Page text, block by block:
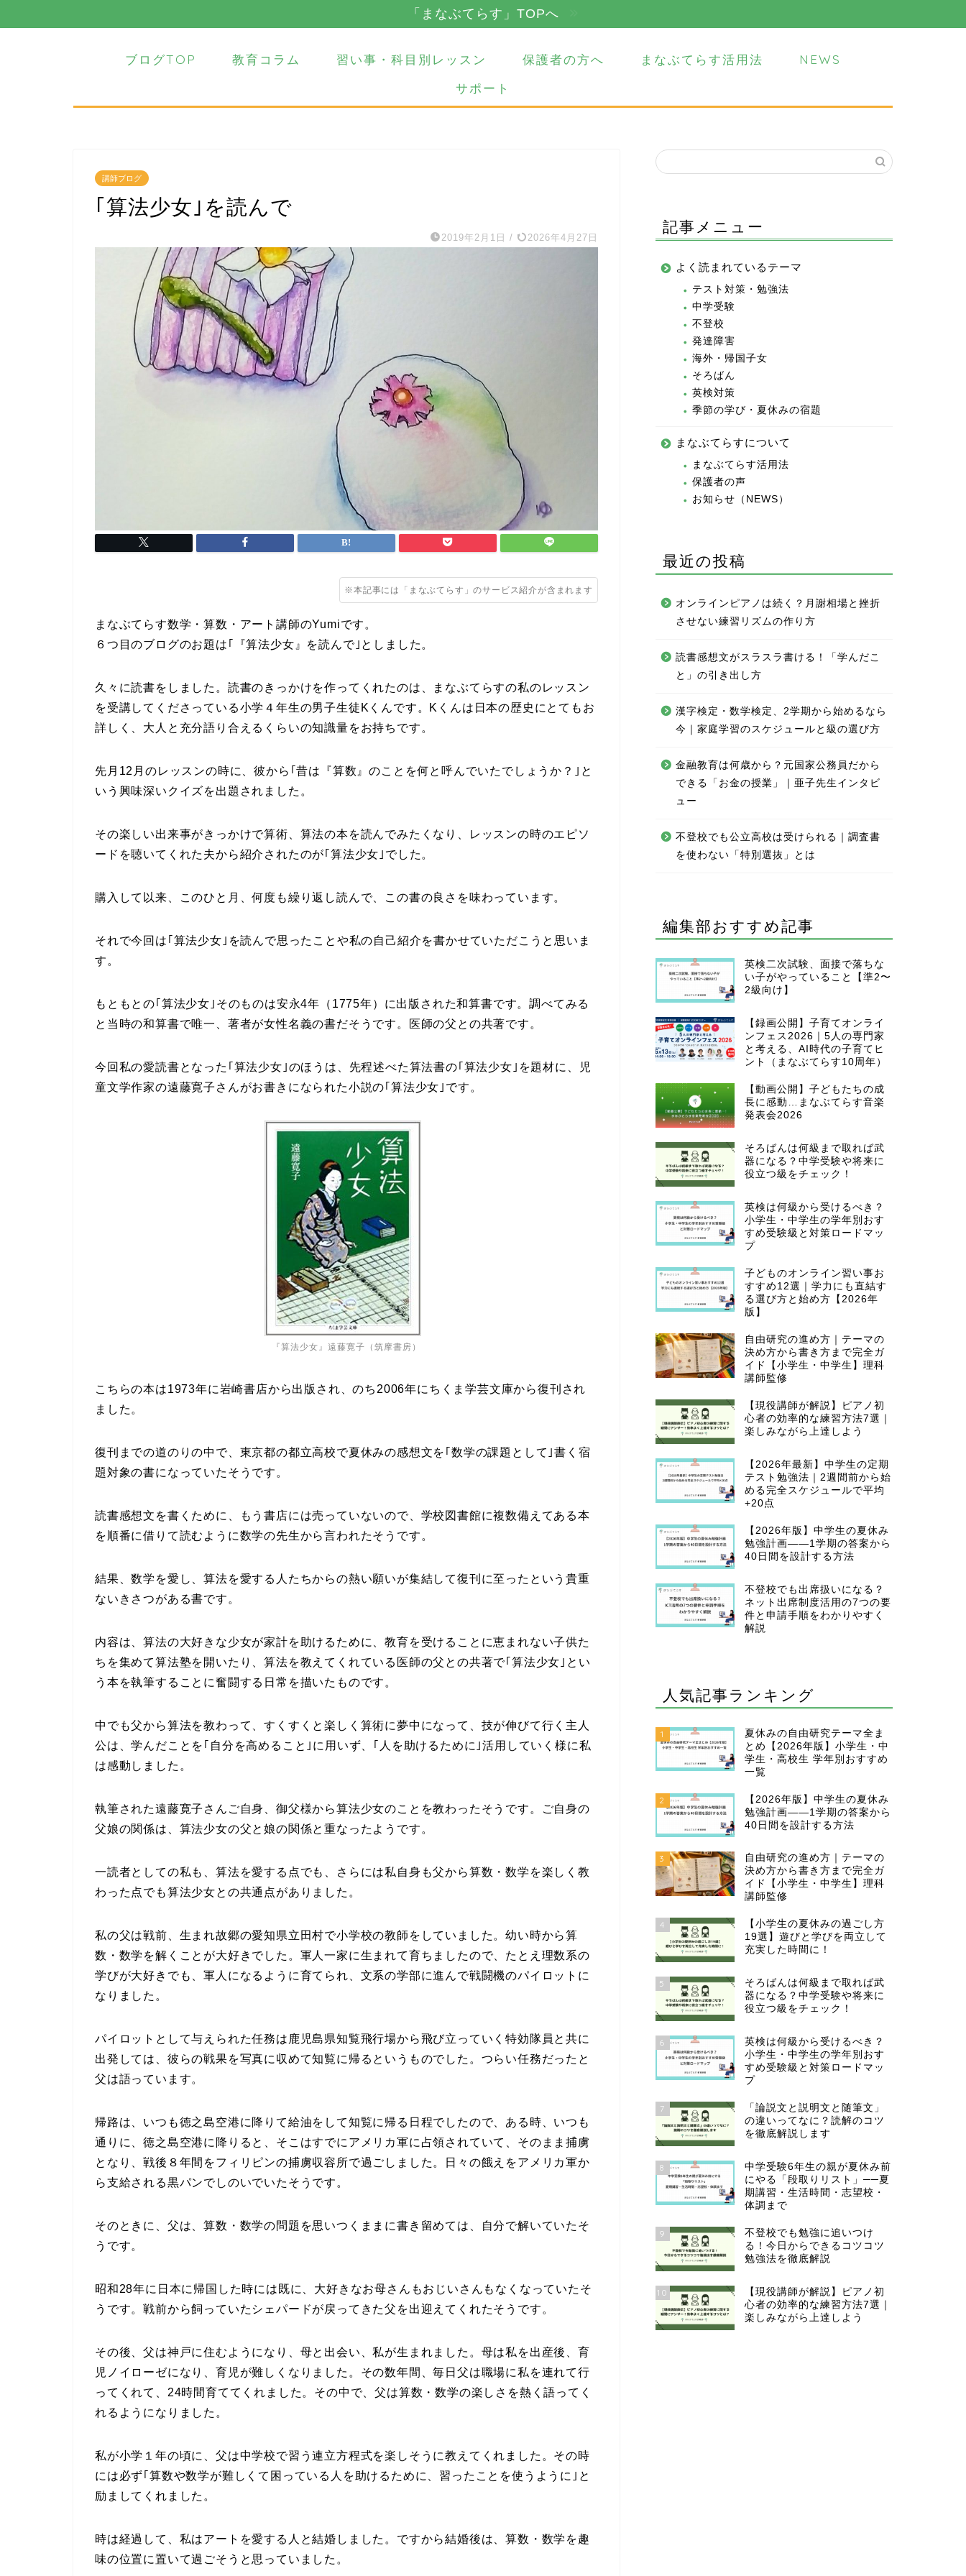
「まなぶてらす」TOPへ
ブログTOP 教育コラム 習い事・科目別レッスン 保護者の方へ まなぶてらす活用法
NEWS
サポート
講師ブログ
｢算法少女｣を読んで
2019年2月1日 / 2026年4月27日
※本記事には「まなぶてらす」のサービス紹介が含まれます
まなぶてらす数学・算数・アート講師のYumiです。
６つ目のブログのお題は｢『算法少女』を読んで｣としました。
久々に読書をしました。読書のきっかけを作ってくれたのは、まなぶてらすの私のレッスン
を受講してくださっている小学４年生の男子生徒Kくんです。Kくんは日本の歴史にとてもお
詳しく、大人と充分語り合えるくらいの知識量をお持ちです。
先月12月のレッスンの時に、彼から｢昔は『算数』のことを何と呼んでいたでしょうか？｣と
いう興味深いクイズを出題されました。
その楽しい出来事がきっかけで算術、算法の本を読んでみたくなり、レッスンの時のエピソ
ードを聴いてくれた夫から紹介されたのが｢算法少女｣でした。
購入して以来、このひと月、何度も繰り返し読んで、この書の良さを味わっています。
それで今回は｢算法少女｣を読んで思ったことや私の自己紹介を書かせていただこうと思いま
す。
もともとの｢算法少女｣そのものは安永4年（1775年）に出版された和算書です。調べてみる
と当時の和算書で唯一、著者が女性名義の書だそうです。医師の父との共著です。
今回私の愛読書となった｢算法少女｣のほうは、先程述べた算法書の｢算法少女｣を題材に、児
童文学作家の遠藤寛子さんがお書きになられた小説の｢算法少女｣です。
『算法少女』遠藤寛子（筑摩書房）
こちらの本は1973年に岩崎書店から出版され、のち2006年にちくま学芸文庫から復刊され
ました。
復刊までの道のりの中で、東京都の都立高校で夏休みの感想文を｢数学の課題として｣書く宿
題対象の書になっていたそうです。
読書感想文を書くために、もう書店には売っていないので、学校図書館に複数備えてある本
を順番に借りて読むように数学の先生から言われたそうです。
結果、数学を愛し、算法を愛する人たちからの熱い願いが集結して復刊に至ったという貴重
ないきさつがある書です。
内容は、算法の大好きな少女が家計を助けるために、教育を受けることに恵まれない子供た
ちを集めて算法塾を開いたり、算法を教えてくれている医師の父との共著で｢算法少女｣とい
う本を執筆することに奮闘する日常を描いたものです。
中でも父から算法を教わって、すくすくと楽しく算術に夢中になって、技が伸びて行く主人
公は、学んだことを｢自分を高めること｣に用いず、｢人を助けるために｣活用していく様に私
は感動しました。
執筆された遠藤寛子さんご自身、御父様から算法少女のことを教わったそうです。ご自身の
父娘の関係は、算法少女の父と娘の関係と重なったようです。
一読者としての私も、算法を愛する点でも、さらには私自身も父から算数・数学を楽しく教
わった点でも算法少女との共通点がありました。
私の父は戦前、生まれ故郷の愛知県立田村で小学校の教師をしていました。幼い時から算
数・数学を解くことが大好きでした。軍人一家に生まれて育ちましたので、たとえ理数系の
学びが大好きでも、軍人になるように育てられ、文系の学部に進んで戦闘機のパイロットに
なりました。
パイロットとして与えられた任務は鹿児島県知覧飛行場から飛び立っていく特効隊員と共に
出発しては、彼らの戦果を写真に収めて知覧に帰るというものでした。つらい任務だったと
父は語っています。
帰路は、いつも徳之島空港に降りて給油をして知覧に帰る日程でしたので、ある時、いつも
通りに、徳之島空港に降りると、そこはすでにアメリカ軍に占領されていて、そのまま捕虜
となり、戦後８年間をフィリピンの捕虜収容所で過ごしました。日々の餓えをアメリカ軍か
ら支給される黒パンでしのいでいたそうです。
そのときに、父は、算数・数学の問題を思いつくままに書き留めては、自分で解いていたそ
うです。
昭和28年に日本に帰国した時には既に、大好きなお母さんもおじいさんもなくなっていたそ
うです。戦前から飼っていたシェパードが戻ってきた父を出迎えてくれたそうです。
その後、父は神戸に住むようになり、母と出会い、私が生まれました。母は私を出産後、育
児ノイローゼになり、育児が難しくなりました。その数年間、毎日父は職場に私を連れて行
ってくれて、24時間育ててくれました。その中で、父は算数・数学の楽しさを熱く語ってく
れるようになりました。
私が小学１年の頃に、父は中学校で習う連立方程式を楽しそうに教えてくれました。その時
には必ず｢算数や数学が難しくて困っている人を助けるために、習ったことを使うように｣と
励ましてくれました。
時は経過して、私はアートを愛する人と結婚しました。ですから結婚後は、算数・数学を趣
味の位置に置いて過ごそうと思っていました。
記事メニュー
よく読まれているテーマ
テスト対策・勉強法
中学受験
不登校
発達障害
海外・帰国子女
そろばん
英検対策
季節の学び・夏休みの宿題
まなぶてらすについて
まなぶてらす活用法
保護者の声
お知らせ（NEWS）
最近の投稿
オンラインピアノは続く？月謝相場と挫折
させない練習リズムの作り方
読書感想文がスラスラ書ける！「学んだこ
と」の引き出し方
漢字検定・数学検定、2学期から始めるなら
今｜家庭学習のスケジュールと級の選び方
金融教育は何歳から？元国家公務員だから
できる「お金の授業」｜亜子先生インタビ
ュー
不登校でも公立高校は受けられる｜調査書
を使わない「特別選抜」とは
編集部おすすめ記事
英検二次試験、面接で落ちな
い子がやっていること【準2〜
2級向け】
【録画公開】子育てオンライ
ンフェス2026｜5人の専門家
と考える、AI時代の子育てヒ
ント（まなぶてらす10周年）
【動画公開】子どもたちの成
長に感動…まなぶてらす音楽
発表会2026
そろばんは何級まで取れば武
器になる？中学受験や将来に
役立つ級をチェック！
英検は何級から受けるべき？
小学生・中学生の学年別おす
すめ受験級と対策ロードマッ
プ
子どものオンライン習い事お
すすめ12選｜学力にも直結す
る選び方と始め方【2026年
版】
自由研究の進め方｜テーマの
決め方から書き方まで完全ガ
イド【小学生・中学生】理科
講師監修
【現役講師が解説】ピアノ初
心者の効率的な練習方法7選｜
楽しみながら上達しよう
【2026年最新】中学生の定期
テスト勉強法｜2週間前から始
める完全スケジュールで平均
+20点
【2026年版】中学生の夏休み
勉強計画——1学期の答案から
40日間を設計する方法
不登校でも出席扱いになる？
ネット出席制度活用の7つの要
件と申請手順をわかりやすく
解説
人気記事ランキング
1
夏休みの自由研究テーマ全ま
とめ【2026年版】小学生・中
学生・高校生 学年別おすすめ
一覧
2
【2026年版】中学生の夏休み
勉強計画——1学期の答案から
40日間を設計する方法
3
自由研究の進め方｜テーマの
決め方から書き方まで完全ガ
イド【小学生・中学生】理科
講師監修
4
【小学生の夏休みの過ごし方
19選】遊びと学びを両立して
充実した時間に！
5
そろばんは何級まで取れば武
器になる？中学受験や将来に
役立つ級をチェック！
6
英検は何級から受けるべき？
小学生・中学生の学年別おす
すめ受験級と対策ロードマッ
プ
7
「論説文と説明文と随筆文」
の違いってなに？読解のコツ
を徹底解説します
8
中学受験6年生の親が夏休み前
にやる「段取りリスト」──夏
期講習・生活時間・志望校・
体調まで
9
不登校でも勉強に追いつけ
る！今日からできるコツコツ
勉強法を徹底解説
10
【現役講師が解説】ピアノ初
心者の効率的な練習方法7選｜
楽しみながら上達しよう